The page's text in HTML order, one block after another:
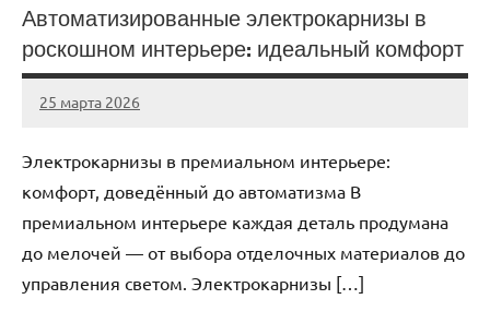
Автоматизированные электрокарнизы в
роскошном интерьере: идеальный комфорт
25 марта 2026
Avtor
Нет
Электрокарнизы в премиальном интерьере:
комфорт, доведённый до автоматизма В
премиальном интерьере каждая деталь продумана
до мелочей — от выбора отделочных материалов до
управления светом. Электрокарнизы […]